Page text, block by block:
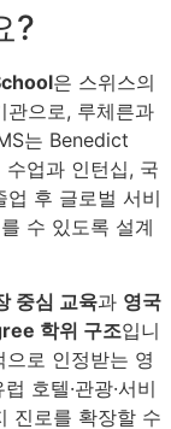
?
은 스위스의
관으로, 루체른과
는 Benedict
업과 인턴십, 국
후 글로벌 서비
수 있도록 설계
중심 교육과 영국
학위 구조입니
로 인정받는 영
호텔·관광·서비
진로를 확장할 수